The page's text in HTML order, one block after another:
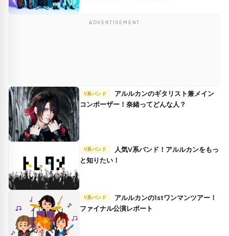
ADVERTISEMENT
V系バンド
コンポーザー！奈緒ってどんな人？
V系バンド
と知りたい！
V系バンド
ファイナル公演レポート